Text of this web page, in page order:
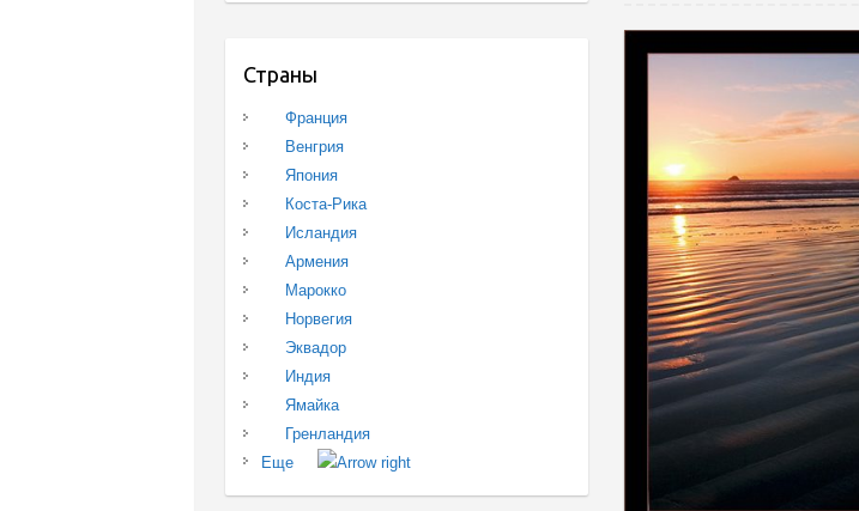
Страны
Франция
Венгрия
Япония
Коста-Рика
Исландия
Армения
Марокко
Норвегия
Эквадор
Индия
Ямайка
Гренландия
Еще